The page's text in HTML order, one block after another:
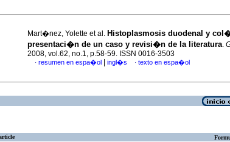
Mart�nez, Yolette et al. Histoplasmosis duodenal y
presentaci�n de un caso y revisi�n de la literatura.
2008, vol.62, no.1, p.58-59. ISSN 0016-3503
· resumen en espa�ol ingl�s · texto en espa�ol